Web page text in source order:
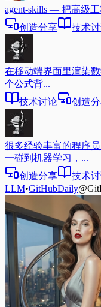
agent-skills — 把高级
创造分享
技术
在移动端界面里渲染
个公式背...
技术讨论
创造
很多经验丰富的程序
一碰到机器学习，...
创造分享
技术
LLM•GitHubDaily